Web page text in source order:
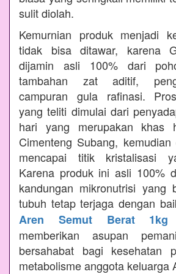
sulit diolah.
Kemurnian produk menjadi
tidak bisa ditawar, karena
dijamin asli 100% dari
tambahan zat aditif,
campuran gula rafinasi.
yang teliti dimulai dari
hari yang merupakan khas
Cimenteng Subang,
mencapai titik kristalisasi
Karena produk ini asli 100%
kandungan mikronutrisi yang
tubuh tetap terjaga dengan
Aren Semut Berat 1kg
memberikan asupan
bersahabat bagi kesehatan
metabolisme anggota keluarga